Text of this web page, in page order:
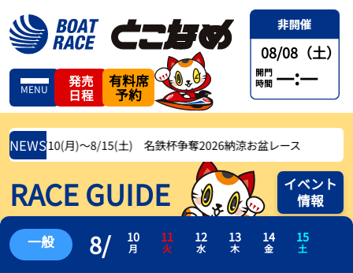
MENU
発売
日程
有料席
予約
08/08（土）
開門
時間 —:—
NEWS
8/10(月)〜8/15(土) 名鉄杯争奪2026納涼お盆レース
RACE GUIDE
イベント
情報
一般 8/ 10
月
11
火
12
水
13
木
14
金
15
土